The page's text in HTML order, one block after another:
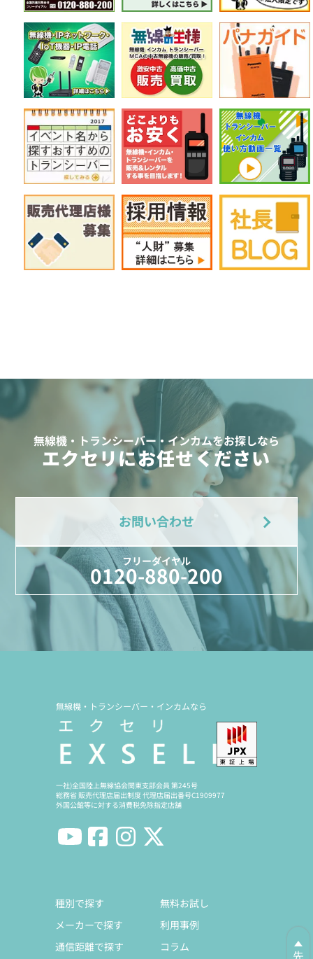
無線機・トランシーバー・インカムをお探しなら
エクセリにお任せください
お問い合わせ
フリーダイヤル
0120-880-200
無線機・トランシーバー・インカムなら
一社)全国陸上無線協会関東支部会員 第245号
総務省 販売代理店届出制度 代理店届出番号C1909977
外国公館等に対する消費税免除指定店舗
種別で探す
メーカーで探す
通信距離で探す
無料お試し
利用事例
コラム